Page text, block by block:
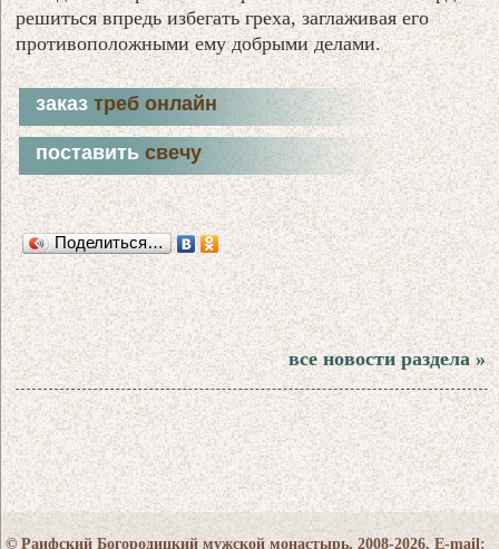
решиться впредь избегать греха, заглаживая его
противоположными ему добрыми делами.
заказтреб онлайн
поставитьсвечу
Поделиться…
все новости раздела »
© Раифский Богородицкий мужской монастырь, 2008-2026. E-mail: